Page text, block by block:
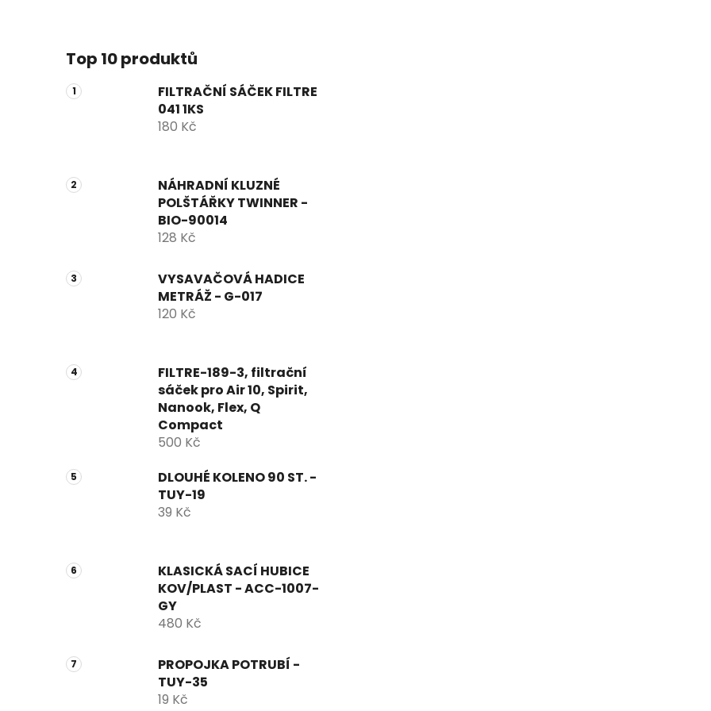
Top 10 produktů
FILTRAČNÍ SÁČEK FILTRE
041 1KS
180 Kč
NÁHRADNÍ KLUZNÉ
POLŠTÁŘKY TWINNER -
BIO-90014
128 Kč
VYSAVAČOVÁ HADICE
METRÁŽ - G-017
120 Kč
FILTRE-189-3, filtrační
sáček pro Air 10, Spirit,
Nanook, Flex, Q
Compact
500 Kč
DLOUHÉ KOLENO 90 ST. -
TUY-19
39 Kč
KLASICKÁ SACÍ HUBICE
KOV/PLAST - ACC-1007-
GY
480 Kč
PROPOJKA POTRUBÍ -
TUY-35
19 Kč